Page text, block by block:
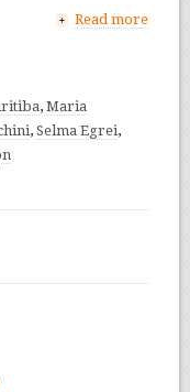
+ Read more
, Maria
, Selma Egrei,